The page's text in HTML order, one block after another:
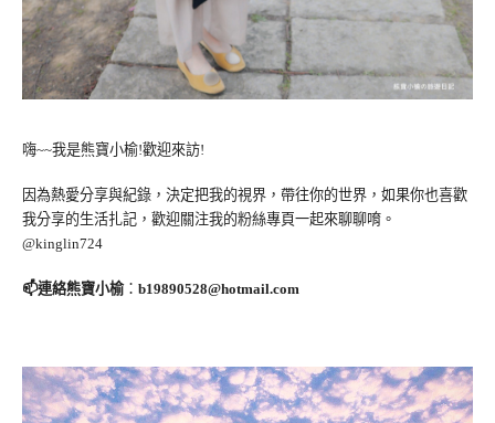
嗨~~我是熊寶小榆!歡迎來訪!
因為熱愛分享與紀錄，決定把我的視界，帶往你的世界，如果你也喜歡
我分享的生活扎記，歡迎關注我的粉絲專頁一起來聊聊唷。
@kinglin724
📫連絡熊寶小榆： b19890528@hotmail.com